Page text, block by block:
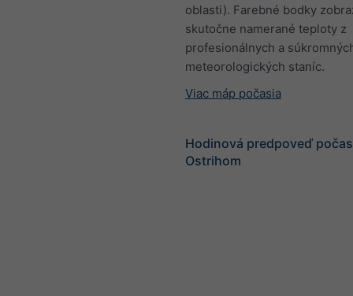
oblasti). Farebné bodky
skutočne namerané teploty z
profesionálnych a
meteorologických staníc.
Viac máp počasia
Hodinová predpoveď
Ostrihom